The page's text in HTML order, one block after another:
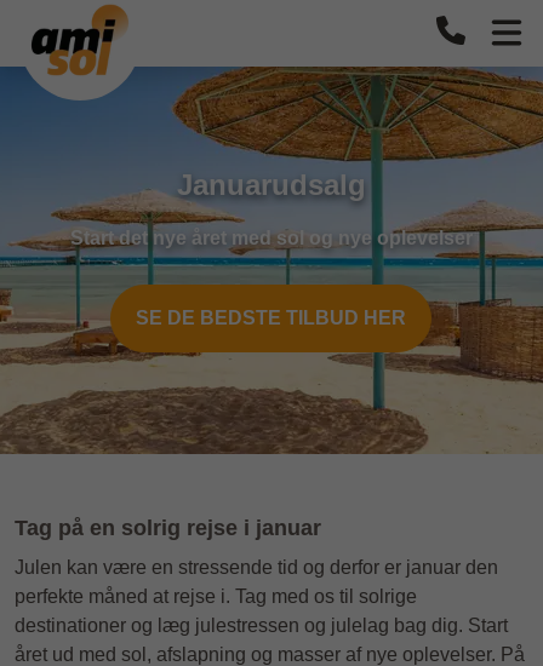
Januarudsalg
Start det nye året med sol og nye oplevelser
SE DE BEDSTE TILBUD HER
Tag på en solrig rejse i januar
Julen kan være en stressende tid og derfor er januar den
perfekte måned at rejse i. Tag med os til solrige
destinationer og læg julestressen og julelag bag dig. Start
året ud med sol, afslapning og masser af nye oplevelser. På